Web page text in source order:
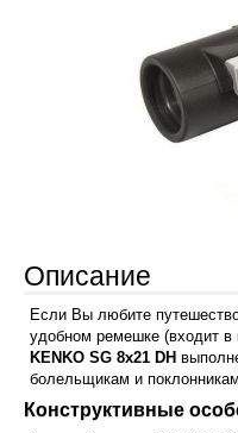
Описание
Если Вы любите
удобном ремешке (входит в
KENKO SG 8x21 DH
болельщикам и
Конструктивные